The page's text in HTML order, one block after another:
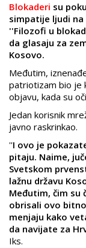
Blokaderi su
simpatije ljudi na
''Filozofi u
da glasaju za
Kosovo.
Međutim,
patriotizam bio je
objavu, kada su
Jedan korisnik
javno raskrinkao.
''I ovo je
pitaju. Naime,
Svetskom
lažnu državu
Međutim, čim su
obrisali ovo
menjaju kako
da navijate za
Iks.